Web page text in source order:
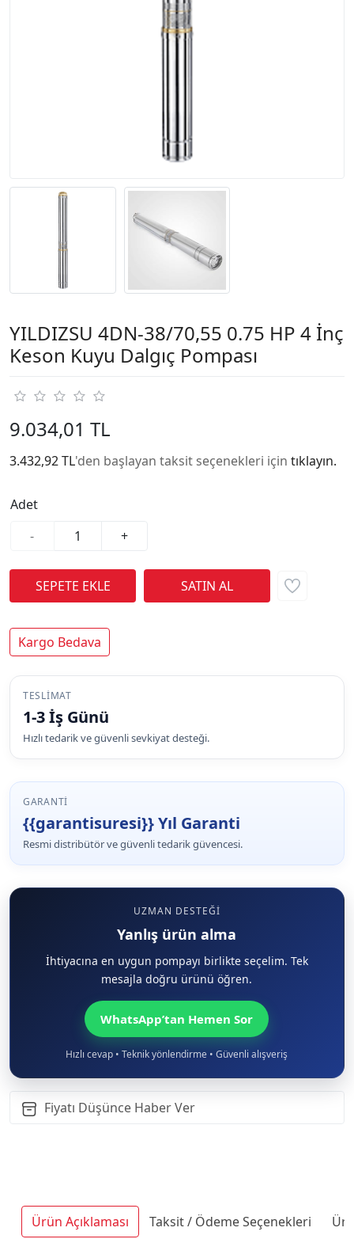
YILDIZSU 4DN-38/70,55 0.75 HP 4 İnç
Keson Kuyu Dalgıç Pompası
9.034,01 TL
3.432,92 TL'den başlayan taksit seçenekleri için tıklayın.
Adet
-
+
Kargo Bedava
TESLIMAT
1-3 İş Günü
Hızlı tedarik ve güvenli sevkiyat desteği.
GARANTI
{{garantisuresi}} Yıl Garanti
Resmi distribütör ve güvenli tedarik güvencesi.
UZMAN DESTEĞI
Yanlış ürün alma
İhtiyacına en uygun pompayı birlikte seçelim. Tek
mesajla doğru ürünü öğren.
WhatsApp’tan Hemen Sor
Hızlı cevap • Teknik yönlendirme • Güvenli alışveriş
Fiyatı Düşünce Haber Ver
Ürün Açıklaması Taksit / Ödeme Seçenekleri